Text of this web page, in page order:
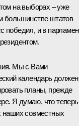
на выборах – уже
большинстве штатов
победил, и в
Мы с Вами
календарь должен
планы, прежде
Я думаю, что теперь
наших совместных